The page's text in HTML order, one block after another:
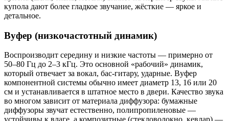
купола дают более гладкое звучание, жёсткие — яркое и
детальное.
Вуфер (низкочастотный динамик)
Воспроизводит середину и низкие частоты — примерно от
50–80 Гц до 2–3 кГц. Это основной «рабочий» динамик,
который отвечает за вокал, бас-гитару, ударные. Вуфер
компонентной системы обычно имеет диаметр 13, 16 или 20
см и устанавливается в штатное место в двери. Качество звука
во многом зависит от материала диффузора: бумажные
диффузоры звучат естественно, полипропиленовые —